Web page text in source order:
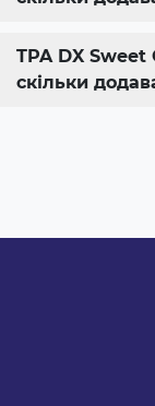
TPA DX
скільки